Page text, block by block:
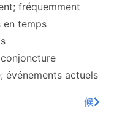
fréquemment
en temps
événements actuels
候